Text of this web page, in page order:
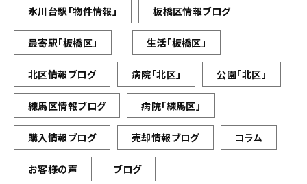
氷川台駅「物件情報」 板橋区情報ブログ
最寄駅「板橋区」 生活「板橋区」
北区情報ブログ 病院「北区」 公園「北区」
練馬区情報ブログ 病院「練馬区」
購入情報ブログ 売却情報ブログ コラム
お客様の声 ブログ